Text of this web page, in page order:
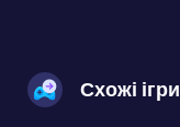
Схожі ігри